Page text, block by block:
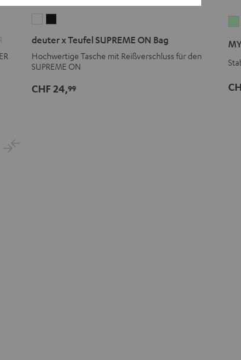
SUPREME
Bag
SUPREME
Bag
deuter x Teufel SUPREME ON Bag
Hochwertige Tasche mit Reißverschluss für den
SUPREME ON
CHF 24,99